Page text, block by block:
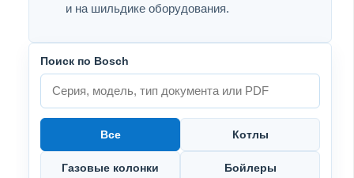
и на шильдике оборудования.
Поиск по Bosch
Все Котлы
Газовые колонки Бойлеры